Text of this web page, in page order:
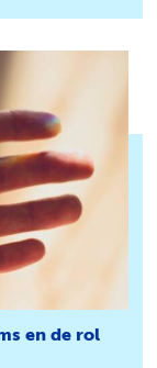
en de rol